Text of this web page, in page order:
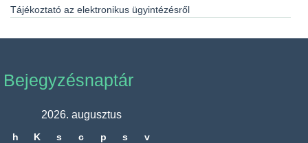
Tájékoztató az elektronikus ügyintézésről
Bejegyzésnaptár
2026. augusztus
h K s c p s v